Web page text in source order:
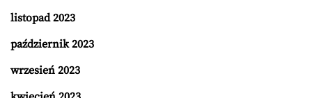
listopad 2023
październik 2023
wrzesień 2023